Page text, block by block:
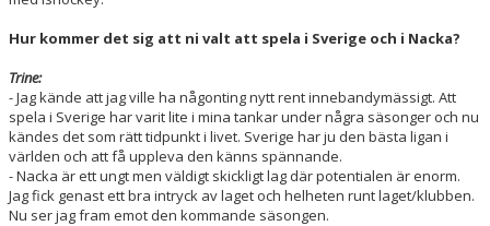
Hur kommer det sig att ni valt att spela i Sverige och i Nacka?
Trine:
- Jag kände att jag ville ha någonting nytt rent innebandymässigt. Att
spela i Sverige har varit lite i mina tankar under några säsonger och nu
kändes det som rätt tidpunkt i livet. Sverige har ju den bästa ligan i
världen och att få uppleva den känns spännande.
- Nacka är ett ungt men väldigt skickligt lag där potentialen är enorm.
Jag fick genast ett bra intryck av laget och helheten runt laget/klubben.
Nu ser jag fram emot den kommande säsongen.